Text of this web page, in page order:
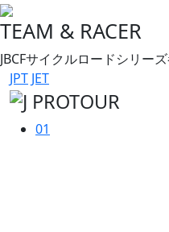
TEAM & RACER
JBCFサイクルロードシリー
JPT JET
01